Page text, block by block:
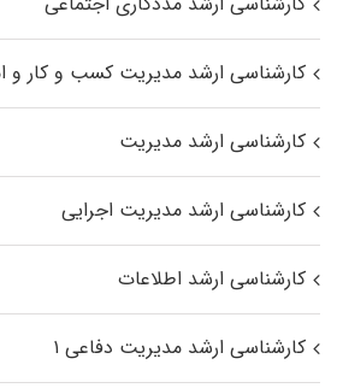
کارشناسی ارشد مدیریت کسب و کار و
کارشناسی ارشد مدیریت
کارشناسی ارشد مدیریت اجرایی
کارشناسی ارشد اطلاعات
کارشناسی ارشد مدیریت دفاعی ۱